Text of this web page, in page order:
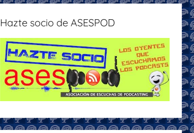
Hazte socio de ASESPOD